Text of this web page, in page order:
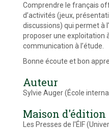
Comprendre le français
d’activités (jeux,
discussions) qui permet à
proposer une exploitation
communication à l’étude.
Bonne écoute et bon
Auteur
Sylvie Auger (École
Maison d'édition
Les Presses de l'ÉIF